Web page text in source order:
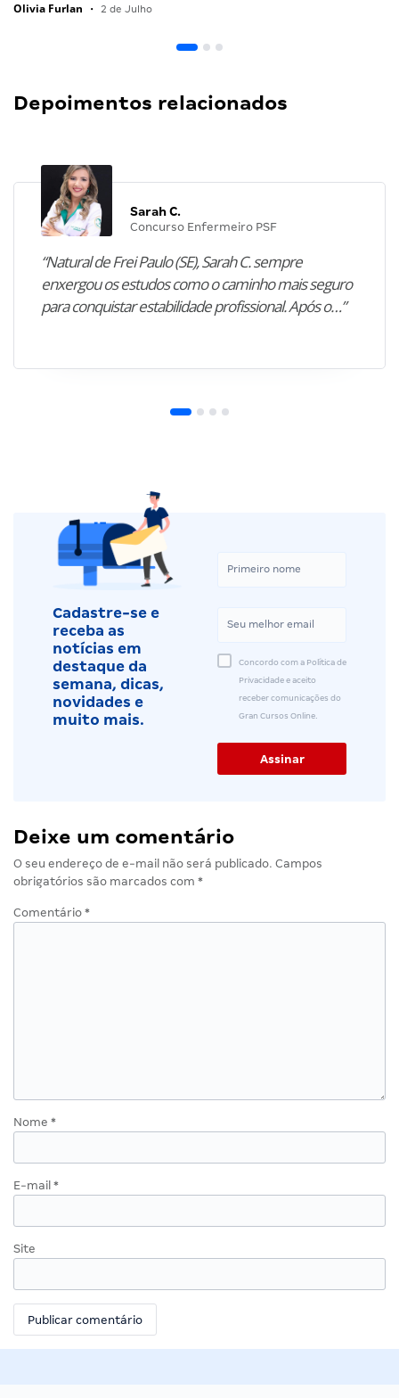
Olivia Furlan • 2 de Julho
Depoimentos relacionados
Sarah C.
Concurso Enfermeiro PSF
“Natural de Frei Paulo (SE), Sarah C. sempre
enxergou os estudos como o caminho mais seguro
para conquistar estabilidade profissional. Após o…”
Cadastre-se e
receba as
notícias em
destaque da
semana, dicas,
novidades e
muito mais.
Concordo com a Política de
Privacidade e aceito
receber comunicações do
Gran Cursos Online.
Deixe um comentário
O seu endereço de e-mail não será publicado. Campos
obrigatórios são marcados com *
Comentário *
Nome *
E-mail *
Site